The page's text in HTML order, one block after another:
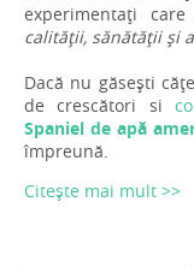
experimentați
calității, sănătății și
Dacă nu găsești
de crescători si
Spaniel de apă
împreună.
Citește mai mult >>